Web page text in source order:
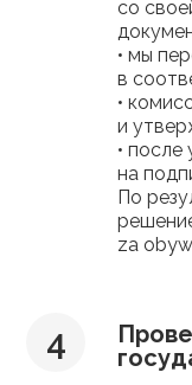
со
• мы
в
•
и
•
на
По
za